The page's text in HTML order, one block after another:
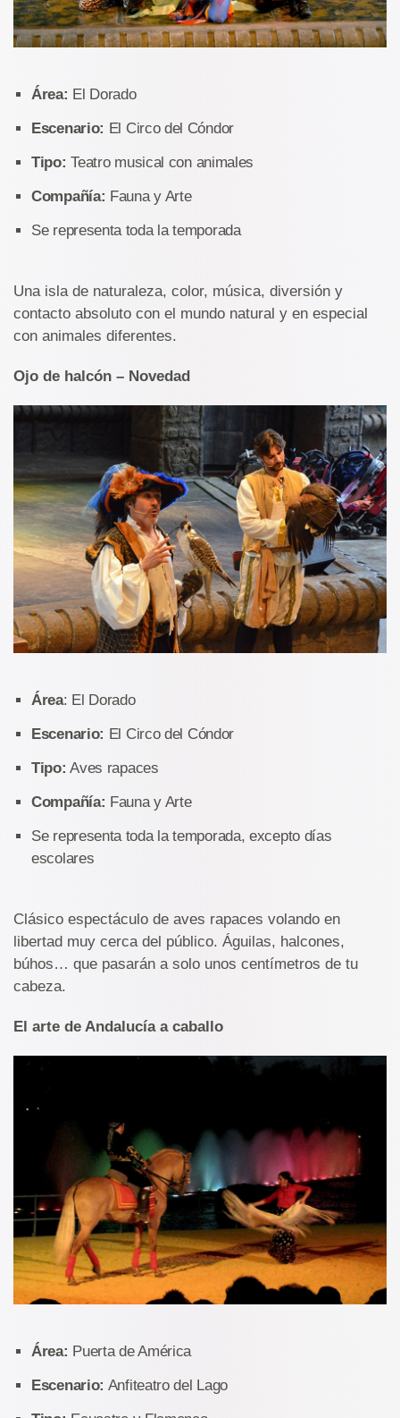
Área: El Dorado
Escenario: El Circo del Cóndor
Tipo:Teatro musical con animales
Compañía: Fauna y Arte
Se representa toda la temporada
Una isla de naturaleza, color, música, diversión y
contacto absoluto con el mundo natural y en especial
con animales diferentes.
Ojo de halcón – Novedad
Área: El Dorado
Escenario: El Circo del Cóndor
Tipo: Aves rapaces
Compañía: Fauna y Arte
Se representa toda la temporada, excepto días
escolares
Clásico espectáculo de aves rapaces volando en
libertad muy cerca del público. Águilas, halcones,
búhos… que pasarán a solo unos centímetros de tu
cabeza.
El arte de Andalucía a caballo
Área: Puerta de América
Escenario: Anfiteatro del Lago